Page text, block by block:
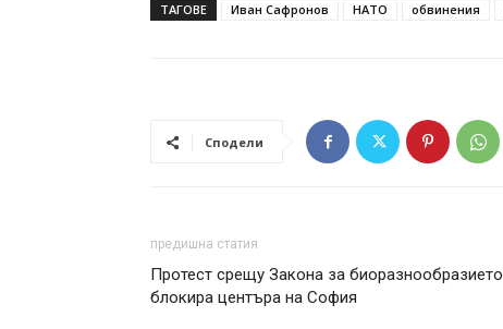
ТАГОВЕ Иван Сафронов НАТО обвинения
Сподели
предишна статия
Протест срещу Закона за биоразнообразието
блокира центъра на София